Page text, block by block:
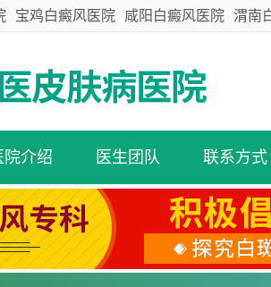
宝鸡白癜风医院 咸阳白癜风医院 渭南
院介绍 医生团队 联系方式